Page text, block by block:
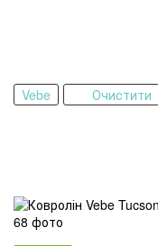
Vebe Очистити